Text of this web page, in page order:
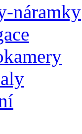
náramky